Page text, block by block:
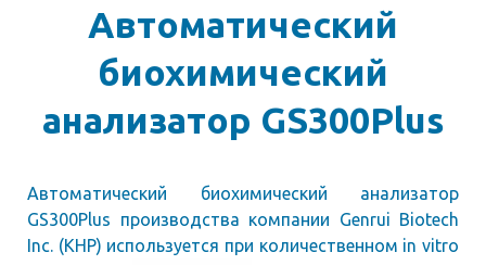
Автоматический
биохимический
анализатор GS300Plus
Автоматический биохимический анализатор
GS300Plus производства компании Genrui Biotech
Inc. (КНР) используется при количественном in vitro